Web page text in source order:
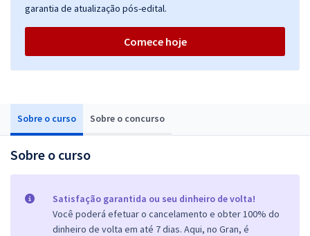
Sobre o curso Sobre o concurso
Sobre o curso
Satisfação garantida ou seu dinheiro de volta!
Você poderá efetuar o cancelamento e obter 100% do
dinheiro de volta em até 7 dias. Aqui, no Gran, é
garantia de atualização pós-edital.
Comece hoje